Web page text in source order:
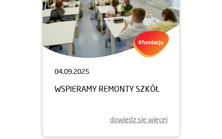
04.09.2025
WSPIERAMY REMONTY SZKÓŁ
dowiedz się więcej